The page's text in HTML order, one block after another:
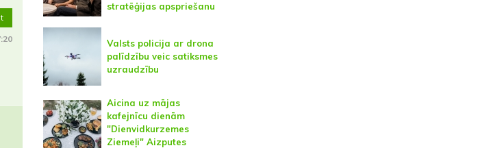
stratēģijas apspriešanu
Valsts policija ar drona
palīdzību veic satiksmes
uzraudzību
Aicina uz mājas
kafejnīcu dienām
"Dienvidkurzemes
Ziemeļi" Aizputes